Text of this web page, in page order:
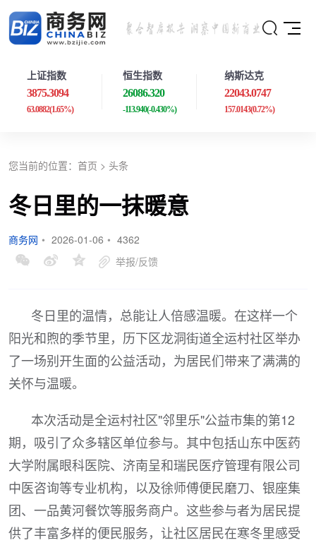
上证指数
3875.3094
63.0882(1.65%)
恒生指数
26086.320
-113.940(-0.430%)
纳斯达克
22043.0747
157.0143(0.72%)
您当前的位置： 首页 > 头条
冬日里的一抹暖意
商务网 • 2026-01-06 • 4362
举报/反馈
冬日里的温情，总能让人倍感温暖。在这样一个
阳光和煦的季节里，历下区龙洞街道全运村社区举办
了一场别开生面的公益活动，为居民们带来了满满的
关怀与温暖。
本次活动是全运村社区"邻里乐"公益市集的第12
期，吸引了众多辖区单位参与。其中包括山东中医药
大学附属眼科医院、济南呈和瑞民医疗管理有限公司
中医咨询等专业机构，以及徐师傅便民磨刀、银座集
团、一品黄河餐饮等服务商户。这些参与者为居民提
供了丰富多样的便民服务，让社区居民在寒冬里感受